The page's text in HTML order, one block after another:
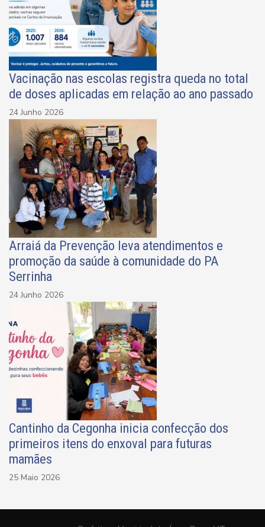
Vacinação nas escolas registra queda no total
de doses aplicadas em relação ao ano passado
24 Junho 2026
Arraiá da Prevenção leva atendimentos e
promoção da saúde à comunidade do PA
Serrinha
24 Junho 2026
Cantinho da Cegonha inicia confecção dos
primeiros itens do enxoval para futuras
mamães
25 Maio 2026